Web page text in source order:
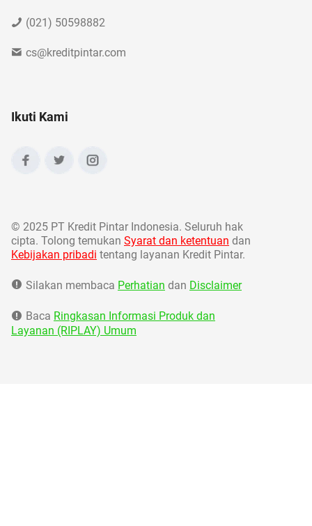
(021) 50598882
cs@kreditpintar.com
Ikuti Kami
© 2025 PT Kredit Pintar Indonesia. Seluruh hak
cipta. Tolong temukan Syarat dan ketentuan dan
Kebijakan pribadi tentang layanan Kredit Pintar.
Silakan membaca Perhatian dan Disclaimer
Baca Ringkasan Informasi Produk dan
Layanan (RIPLAY) Umum